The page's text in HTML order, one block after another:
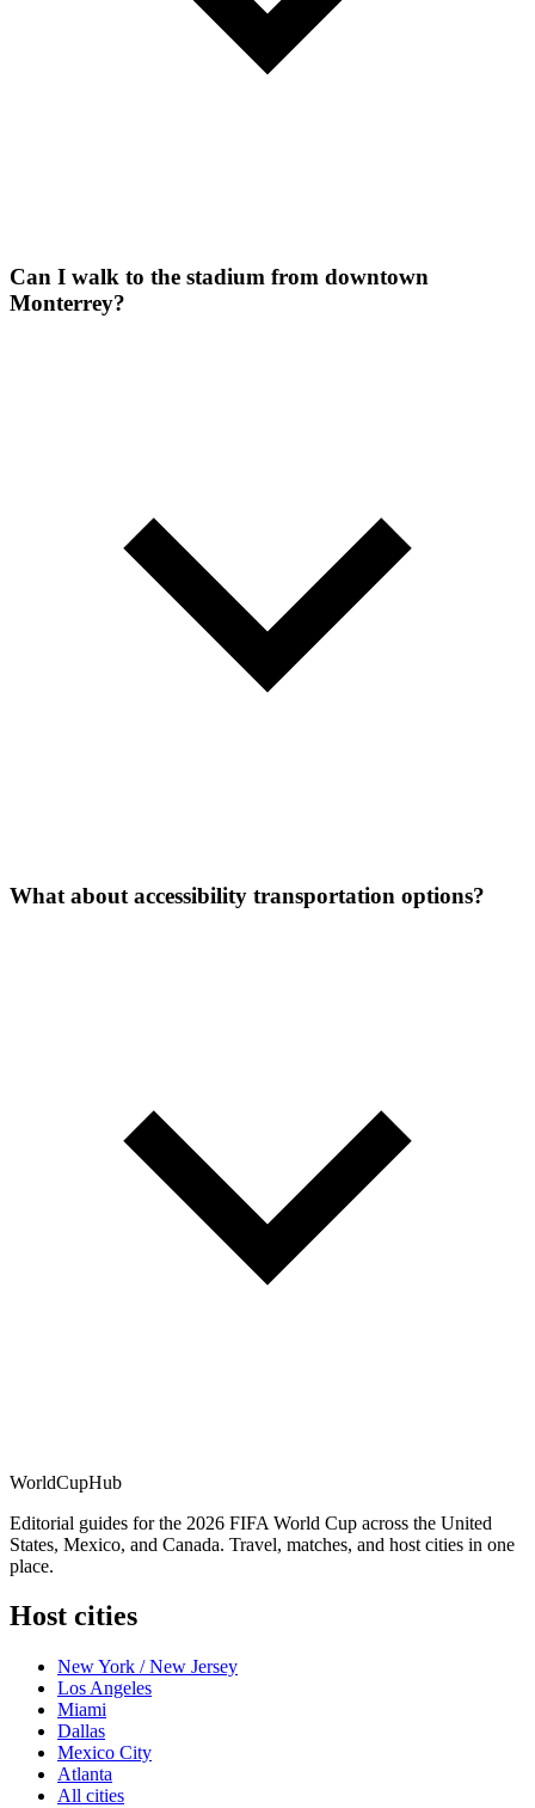
Can I walk to the stadium from downtown
Monterrey?
What about accessibility transportation options?
WorldCupHub
Editorial guides for the 2026 FIFA World Cup across the United
States, Mexico, and Canada. Travel, matches, and host cities in one
place.
Host cities
New York / New Jersey
Los Angeles
Miami
Dallas
Mexico City
Atlanta
All cities